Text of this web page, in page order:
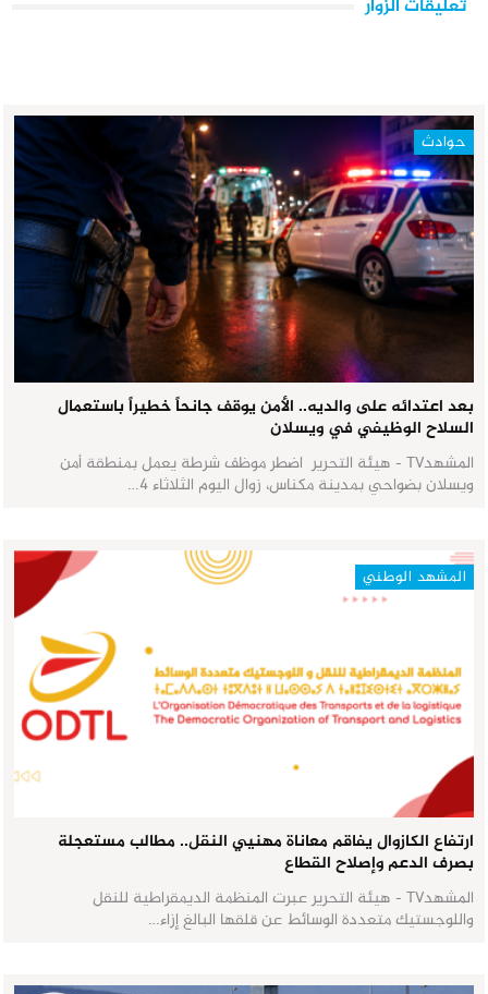
تعليقات الزوار
حوادث
بعد اعتدائه على والديه.. الأمن يوقف جانحاً خطيراً باستعمال
السلاح الوظيفي في ويسلان
المشهدTV - هيئة التحرير اضطر موظف شرطة يعمل بمنطقة أمن
ويسلان بضواحي بمدينة مكناس، زوال اليوم الثلاثاء 4…
المشهد الوطني
ارتفاع الكازوال يفاقم معاناة مهنيي النقل.. مطالب مستعجلة
بصرف الدعم وإصلاح القطاع
المشهدTV - هيئة التحرير عبرت المنظمة الديمقراطية للنقل
واللوجستيك متعددة الوسائط عن قلقها البالغ إزاء…